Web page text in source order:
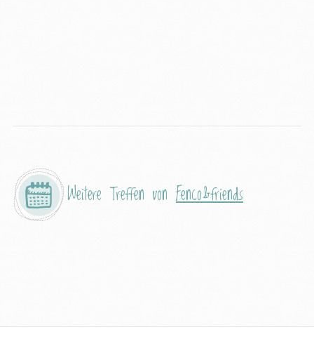
Weitere Treffen von Fenco&friends